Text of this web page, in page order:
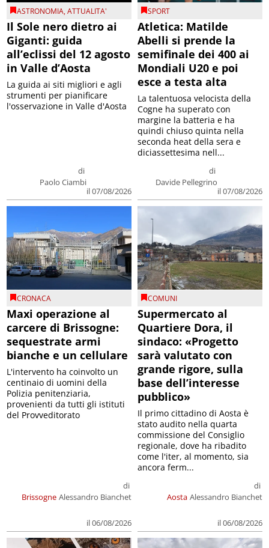
ASTRONOMIA,ATTUALITA'
Il Sole nero dietro ai
Giganti: guida
all’eclissi del 12 agosto
in Valle d’Aosta
di
Paolo Ciambi
il 07/08/2026
La guida ai siti migliori e agli
strumenti per pianificare
l'osservazione in Valle d'Aosta
SPORT
Atletica: Matilde
Abelli si prende la
semifinale dei 400 ai
Mondiali U20 e poi
esce a testa alta
di
Davide Pellegrino
il 07/08/2026
La talentuosa velocista della
Cogne ha superato con
margine la batteria e ha
quindi chiuso quinta nella
seconda heat della sera e
diciassettesima nell...
CRONACA
Maxi operazione al
carcere di Brissogne:
sequestrate armi
bianche e un cellulare
Brissogne
di
Alessandro Bianchet
il 06/08/2026
L'intervento ha coinvolto un
centinaio di uomini della
Polizia penitenziaria,
provenienti da tutti gli istituti
del Provveditorato
COMUNI
Supermercato al
Quartiere Dora, il
sindaco: «Progetto
sarà valutato con
grande rigore, sulla
base dell’interesse
pubblico»
Aosta
di
Alessandro Bianchet
il 06/08/2026
Il primo cittadino di Aosta è
stato audito nella quarta
commissione del Consiglio
regionale, dove ha ribadito
come l'iter, al momento, sia
ancora ferm...